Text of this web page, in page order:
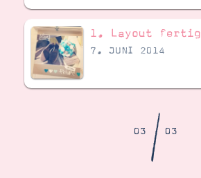
Angebote
Blog
Gutscheine
Produkte erklärt
Über mich
Über Stampin’ Up!
1. Layout fertig
7. JUNI 2014
03/03